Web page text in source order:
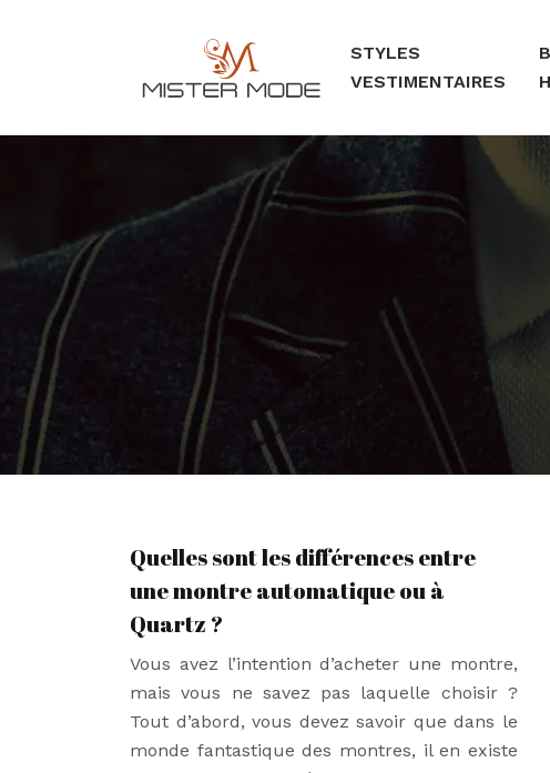
STYLES
VESTIMENTAIRES
Quelles sont les différences entre
une montre automatique ou à
Quartz ?
Vous avez l’intention d’acheter une montre,
mais vous ne savez pas laquelle choisir ?
Tout d’abord, vous devez savoir que dans le
monde fantastique des montres, il en existe